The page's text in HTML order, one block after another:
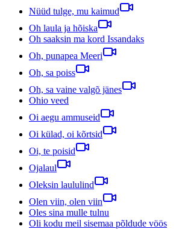
Nüüd tulge, mu kaimud
Oh laula ja hõiska
Oh saaksin ma kord Issandaks
Oh, punapea Meeri
Oh, sa poiss
Oh, sa vaine valgõ jänes
Ohio veed
Oi aegu ammuseid
Oi külad, oi kõrtsid
Oi, te poisid
Ojalaul
Oleksin laululind
Olen viin, olen viin
Oles sina mulle tulnu
Oli kodu meil sisemaa põldude vöös